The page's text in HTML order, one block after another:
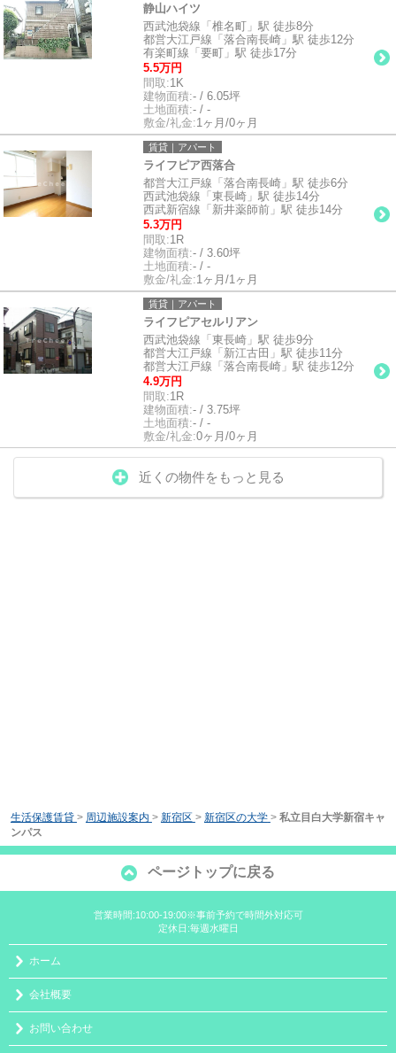
静山ハイツ
西武池袋線「椎名町」駅 徒歩8分
都営大江戸線「落合南長崎」駅 徒歩12分
有楽町線「要町」駅 徒歩17分
5.5万円
間取:1K
建物面積:- / 6.05坪
土地面積:- / -
敷金/礼金:1ヶ月/0ヶ月
賃貸｜アパート
ライフピア西落合
都営大江戸線「落合南長崎」駅 徒歩6分
西武池袋線「東長崎」駅 徒歩14分
西武新宿線「新井薬師前」駅 徒歩14分
5.3万円
間取:1R
建物面積:- / 3.60坪
土地面積:- / -
敷金/礼金:1ヶ月/1ヶ月
賃貸｜アパート
ライフピアセルリアン
西武池袋線「東長崎」駅 徒歩9分
都営大江戸線「新江古田」駅 徒歩11分
都営大江戸線「落合南長崎」駅 徒歩12分
4.9万円
間取:1R
建物面積:- / 3.75坪
土地面積:- / -
敷金/礼金:0ヶ月/0ヶ月
近くの物件をもっと見る
生活保護賃貸 > 周辺施設案内 > 新宿区 > 新宿区の大学 > 私立目白大学新宿キャ
ンパス
ページトップに戻る
営業時間:10:00-19:00※事前予約で時間外対応可
定休日:毎週水曜日
ホーム
会社概要
お問い合わせ